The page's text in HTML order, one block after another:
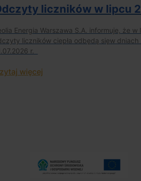
liczników w lipcu
Energia Warszawa S.A. informuje, że w
liczników ciepła odbędą sięw dniach
r.
więcej